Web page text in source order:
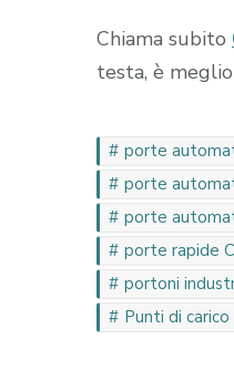
Chiama subito
testa, è
porte
porte
porte
porte rapide
portoni
Punti di